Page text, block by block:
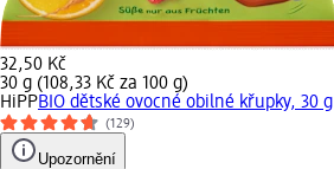
32,50 Kč
30 g (108,33 Kč za 100 g)
HiPPBIO dětské ovocné obilné křupky, 30 g
(129)
Upozornění